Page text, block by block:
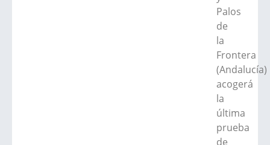
Palos
de
la
Frontera
(Andalucía)
acogerá
la
última
prueba
de